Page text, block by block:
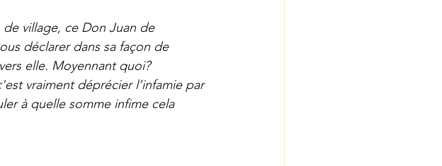
village, ce Don Juan de
déclarer dans sa façon de
elle. Moyennant quoi?
vraiment déprécier l’infamie par
à quelle somme infime cela